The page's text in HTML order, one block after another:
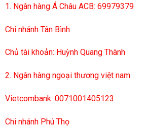
1. Ngân hàng Á Châu ACB: 69979379
Chi nhánh Tân Bình
Chủ tài khoản: Huỳnh Quang Thành
2. Ngân hàng ngoại thương việt nam
Vietcombank: 0071001405123
Chi nhánh Phú Thọ